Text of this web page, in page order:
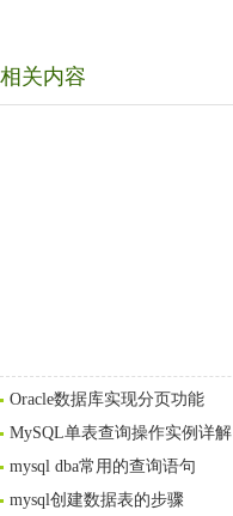
相关内容
Oracle数据库实现分页功能
MySQL单表查询操作实例详解
mysql dba常用的查询语句
mysql创建数据表的步骤